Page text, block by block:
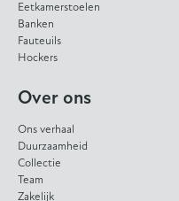
Eetkamerstoelen
Banken
Fauteuils
Hockers
Over ons
Ons verhaal
Duurzaamheid
Collectie
Team
Zakelijk